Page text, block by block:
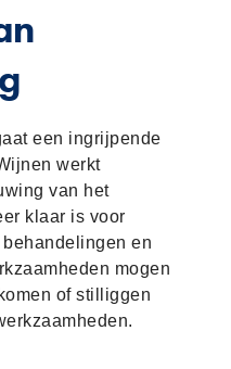
een ingrijpende
werkt
van het
klaar is voor
en
mogen
of stilliggen